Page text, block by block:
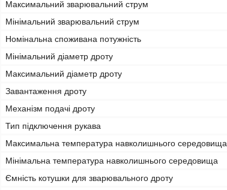
Максимальний зварювальний струм
Мінімальний зварювальний струм
Номінальна споживана потужність
Мінімальний діаметр дроту
Максимальний діаметр дроту
Завантаження дроту
Механізм подачі дроту
Тип підключення рукава
Максимальна температура навколишнього середовища
Мінімальна температура навколишнього середовища
Ємність котушки для зварювального дроту